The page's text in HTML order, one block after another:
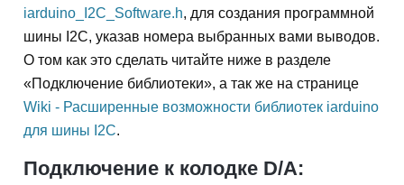
iarduino_I2C_Software.h, для создания программной
шины I2C, указав номера выбранных вами выводов.
О том как это сделать читайте ниже в разделе
«Подключение библиотеки», а так же на странице
Wiki - Расширенные возможности библиотек iarduino
для шины I2C.
Подключение к колодке D/A: